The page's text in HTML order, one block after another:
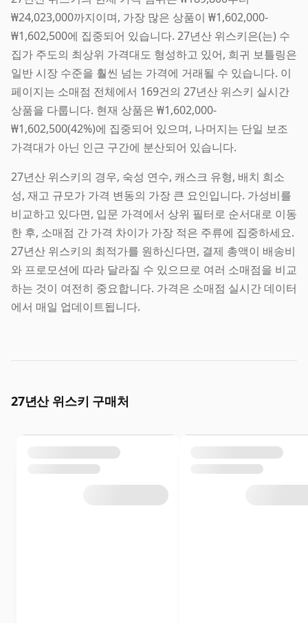
₩24,023,000까지이며, 가장 많은 상품이 ₩1,602,000-
₩1,602,500에 집중되어 있습니다. 27년산 위스키은(는) 수
집가 주도의 최상위 가격대도 형성하고 있어, 희귀 보틀링은
일반 시장 수준을 훨씬 넘는 가격에 거래될 수 있습니다. 이
페이지는 소매점 전체에서 169건의 27년산 위스키 실시간
상품을 다룹니다. 현재 상품은 ₩1,602,000-
₩1,602,500(42%)에 집중되어 있으며, 나머지는 단일 보조
가격대가 아닌 인근 구간에 분산되어 있습니다.
27년산 위스키의 경우, 숙성 연수, 캐스크 유형, 배치 희소
성, 재고 규모가 가격 변동의 가장 큰 요인입니다. 가성비를
비교하고 있다면, 입문 가격에서 상위 필터로 순서대로 이동
한 후, 소매점 간 가격 차이가 가장 적은 주류에 집중하세요.
27년산 위스키의 최적가를 원하신다면, 결제 총액이 배송비
와 프로모션에 따라 달라질 수 있으므로 여러 소매점을 비교
하는 것이 여전히 중요합니다. 가격은 소매점 실시간 데이터
에서 매일 업데이트됩니다.
27년산 위스키 구매처